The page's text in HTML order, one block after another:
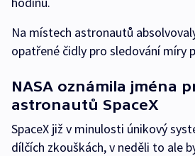
Na místech astronautů
opatřené čidly pro sledování míry
NASA oznámila jména
astronautů SpaceX
SpaceX již v minulosti únikový
dílčích zkouškách, v neděli to ale